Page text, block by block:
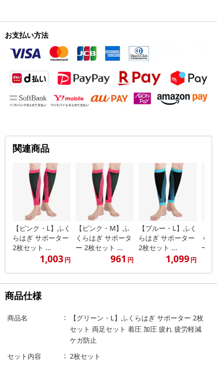
お支払い方法
関連商品
【ピンク・L】ふく
らはぎ サポーター
2枚セット ...
1,003円
【ピンク・M】ふ
くらはぎ サポータ
ー 2枚セット ...
961 円
【ブルー・L】ふく
らはぎ サポーター
2枚セット ...
1,099円
く
ー 2
商品仕様
商品名
【グリーン・L】ふくらはぎ サポーター 2枚
セット 両足セット 着圧 加圧 疲れ 疲労軽減
ケガ防止
セット内容
2枚セット